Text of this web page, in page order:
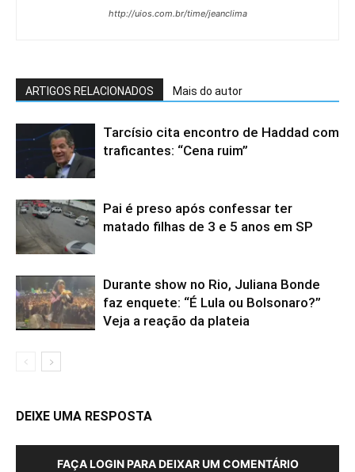
http://uios.com.br/time/jeanclima
ARTIGOS RELACIONADOS Mais do autor
Tarcísio cita encontro de Haddad com
traficantes: “Cena ruim”
Pai é preso após confessar ter
matado filhas de 3 e 5 anos em SP
Durante show no Rio, Juliana Bonde
faz enquete: “É Lula ou Bolsonaro?”
Veja a reação da plateia
DEIXE UMA RESPOSTA
FAÇA LOGIN PARA DEIXAR UM COMENTÁRIO